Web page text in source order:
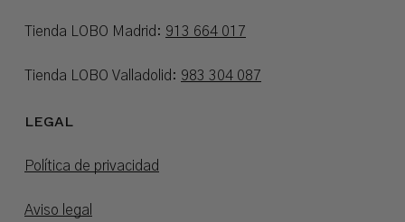
Tienda LOBO Madrid: 913 664 017
Tienda LOBO Valladolid: 983 304 087
LEGAL
Política de privacidad
Aviso legal